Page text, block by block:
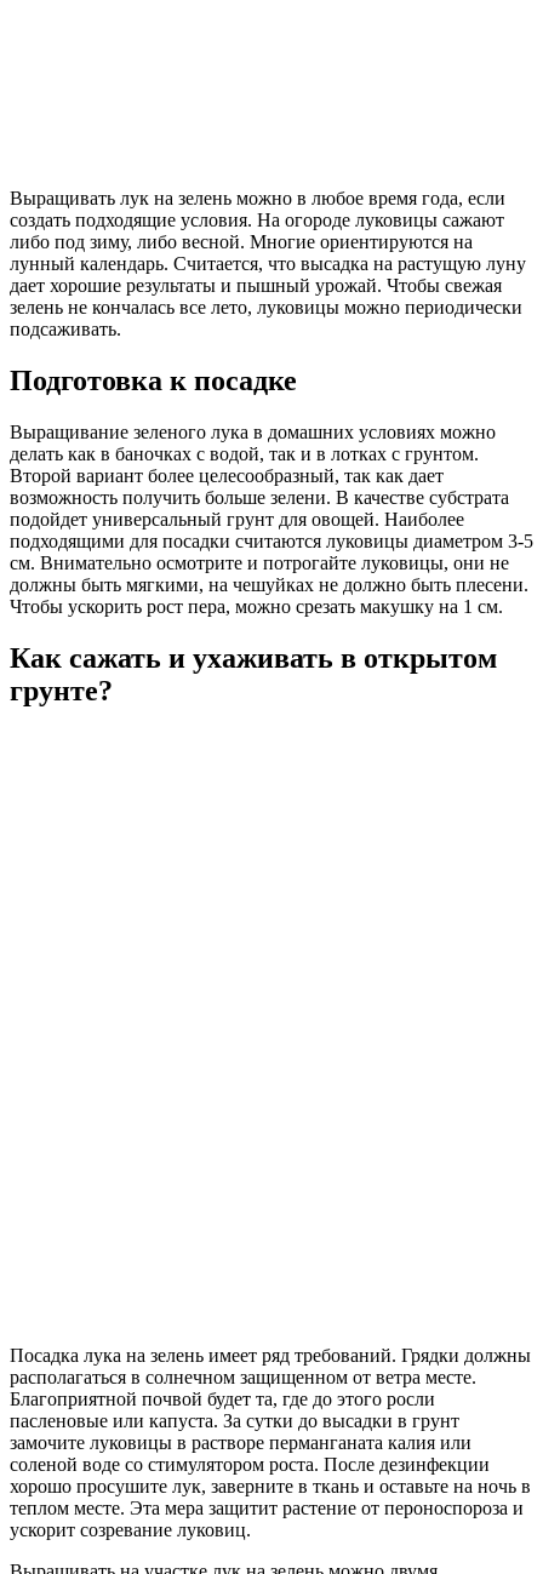
Выращивать лук на зелень можно в любое время года, если
создать подходящие условия. На огороде луковицы сажают
либо под зиму, либо весной. Многие ориентируются на
лунный календарь. Считается, что высадка на растущую луну
дает хорошие результаты и пышный урожай. Чтобы свежая
зелень не кончалась все лето, луковицы можно периодически
подсаживать.
Подготовка к посадке
Выращивание зеленого лука в домашних условиях можно
делать как в баночках с водой, так и в лотках с грунтом.
Второй вариант более целесообразный, так как дает
возможность получить больше зелени. В качестве субстрата
подойдет универсальный грунт для овощей. Наиболее
подходящими для посадки считаются луковицы диаметром 3-5
см. Внимательно осмотрите и потрогайте луковицы, они не
должны быть мягкими, на чешуйках не должно быть плесени.
Чтобы ускорить рост пера, можно срезать макушку на 1 см.
Как сажать и ухаживать в открытом
грунте?
Посадка лука на зелень имеет ряд требований. Грядки должны
располагаться в солнечном защищенном от ветра месте.
Благоприятной почвой будет та, где до этого росли
пасленовые или капуста. За сутки до высадки в грунт
замочите луковицы в растворе перманганата калия или
соленой воде со стимулятором роста. После дезинфекции
хорошо просушите лук, заверните в ткань и оставьте на ночь в
теплом месте. Эта мера защитит растение от пероноспороза и
ускорит созревание луковиц.